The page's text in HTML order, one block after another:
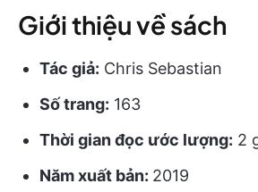
Giới thiệu về sách
Tác giả: Chris Sebastian
Số trang: 163
Thời gian đọc ước lượng: 2
Năm xuất bản: 2019